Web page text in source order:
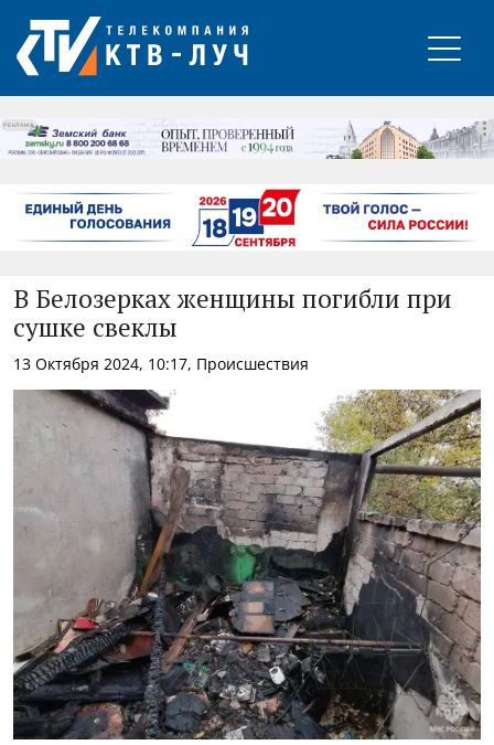
РЕКЛАМА
В Белозерках женщины погибли при
сушке свеклы
13 Октября 2024, 10:17, Происшествия